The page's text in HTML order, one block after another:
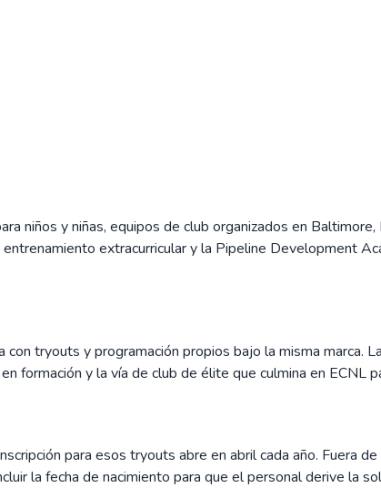
niños y niñas, equipos de club organizados en
extracurricular y la Pipeline Development
tryouts y programación propios bajo la misma marca.
y la vía de club de élite que culmina en ECNL
para esos tryouts abre en abril cada año. Fuera
la fecha de nacimiento para que el personal derive la